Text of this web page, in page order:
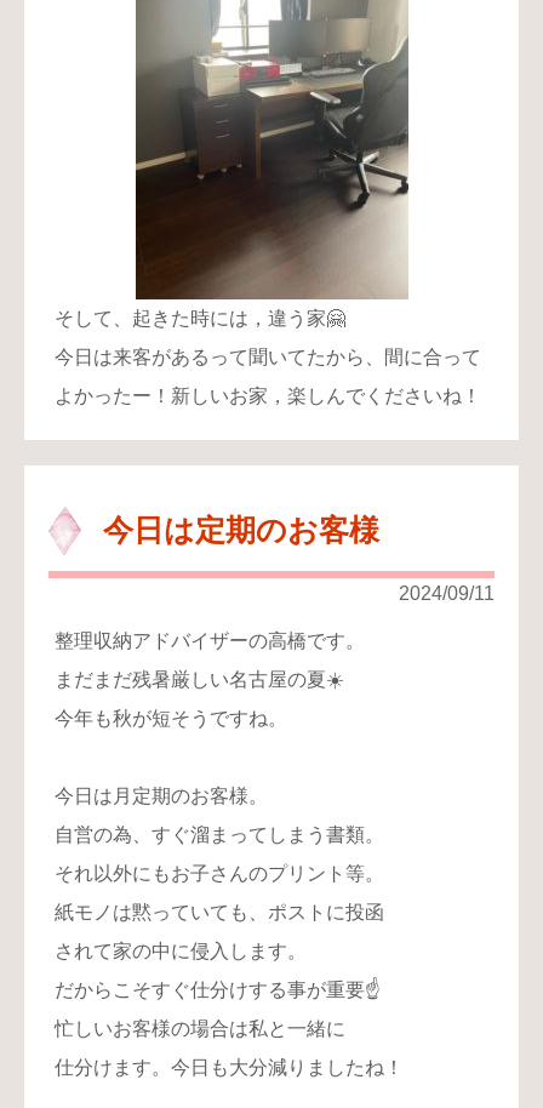
そして、起きた時には，違う家🤗
今日は来客があるって聞いてたから、間に合って
よかったー！新しいお家，楽しんでくださいね！
今日は定期のお客様
2024/09/11
整理収納アドバイザーの高橋です。
まだまだ残暑厳しい名古屋の夏☀️
今年も秋が短そうですね。
今日は月定期のお客様。
自営の為、すぐ溜まってしまう書類。
それ以外にもお子さんのプリント等。
紙モノは黙っていても、ポストに投函
されて家の中に侵入します。
だからこそすぐ仕分けする事が重要☝️
忙しいお客様の場合は私と一緒に
仕分けます。今日も大分減りましたね！